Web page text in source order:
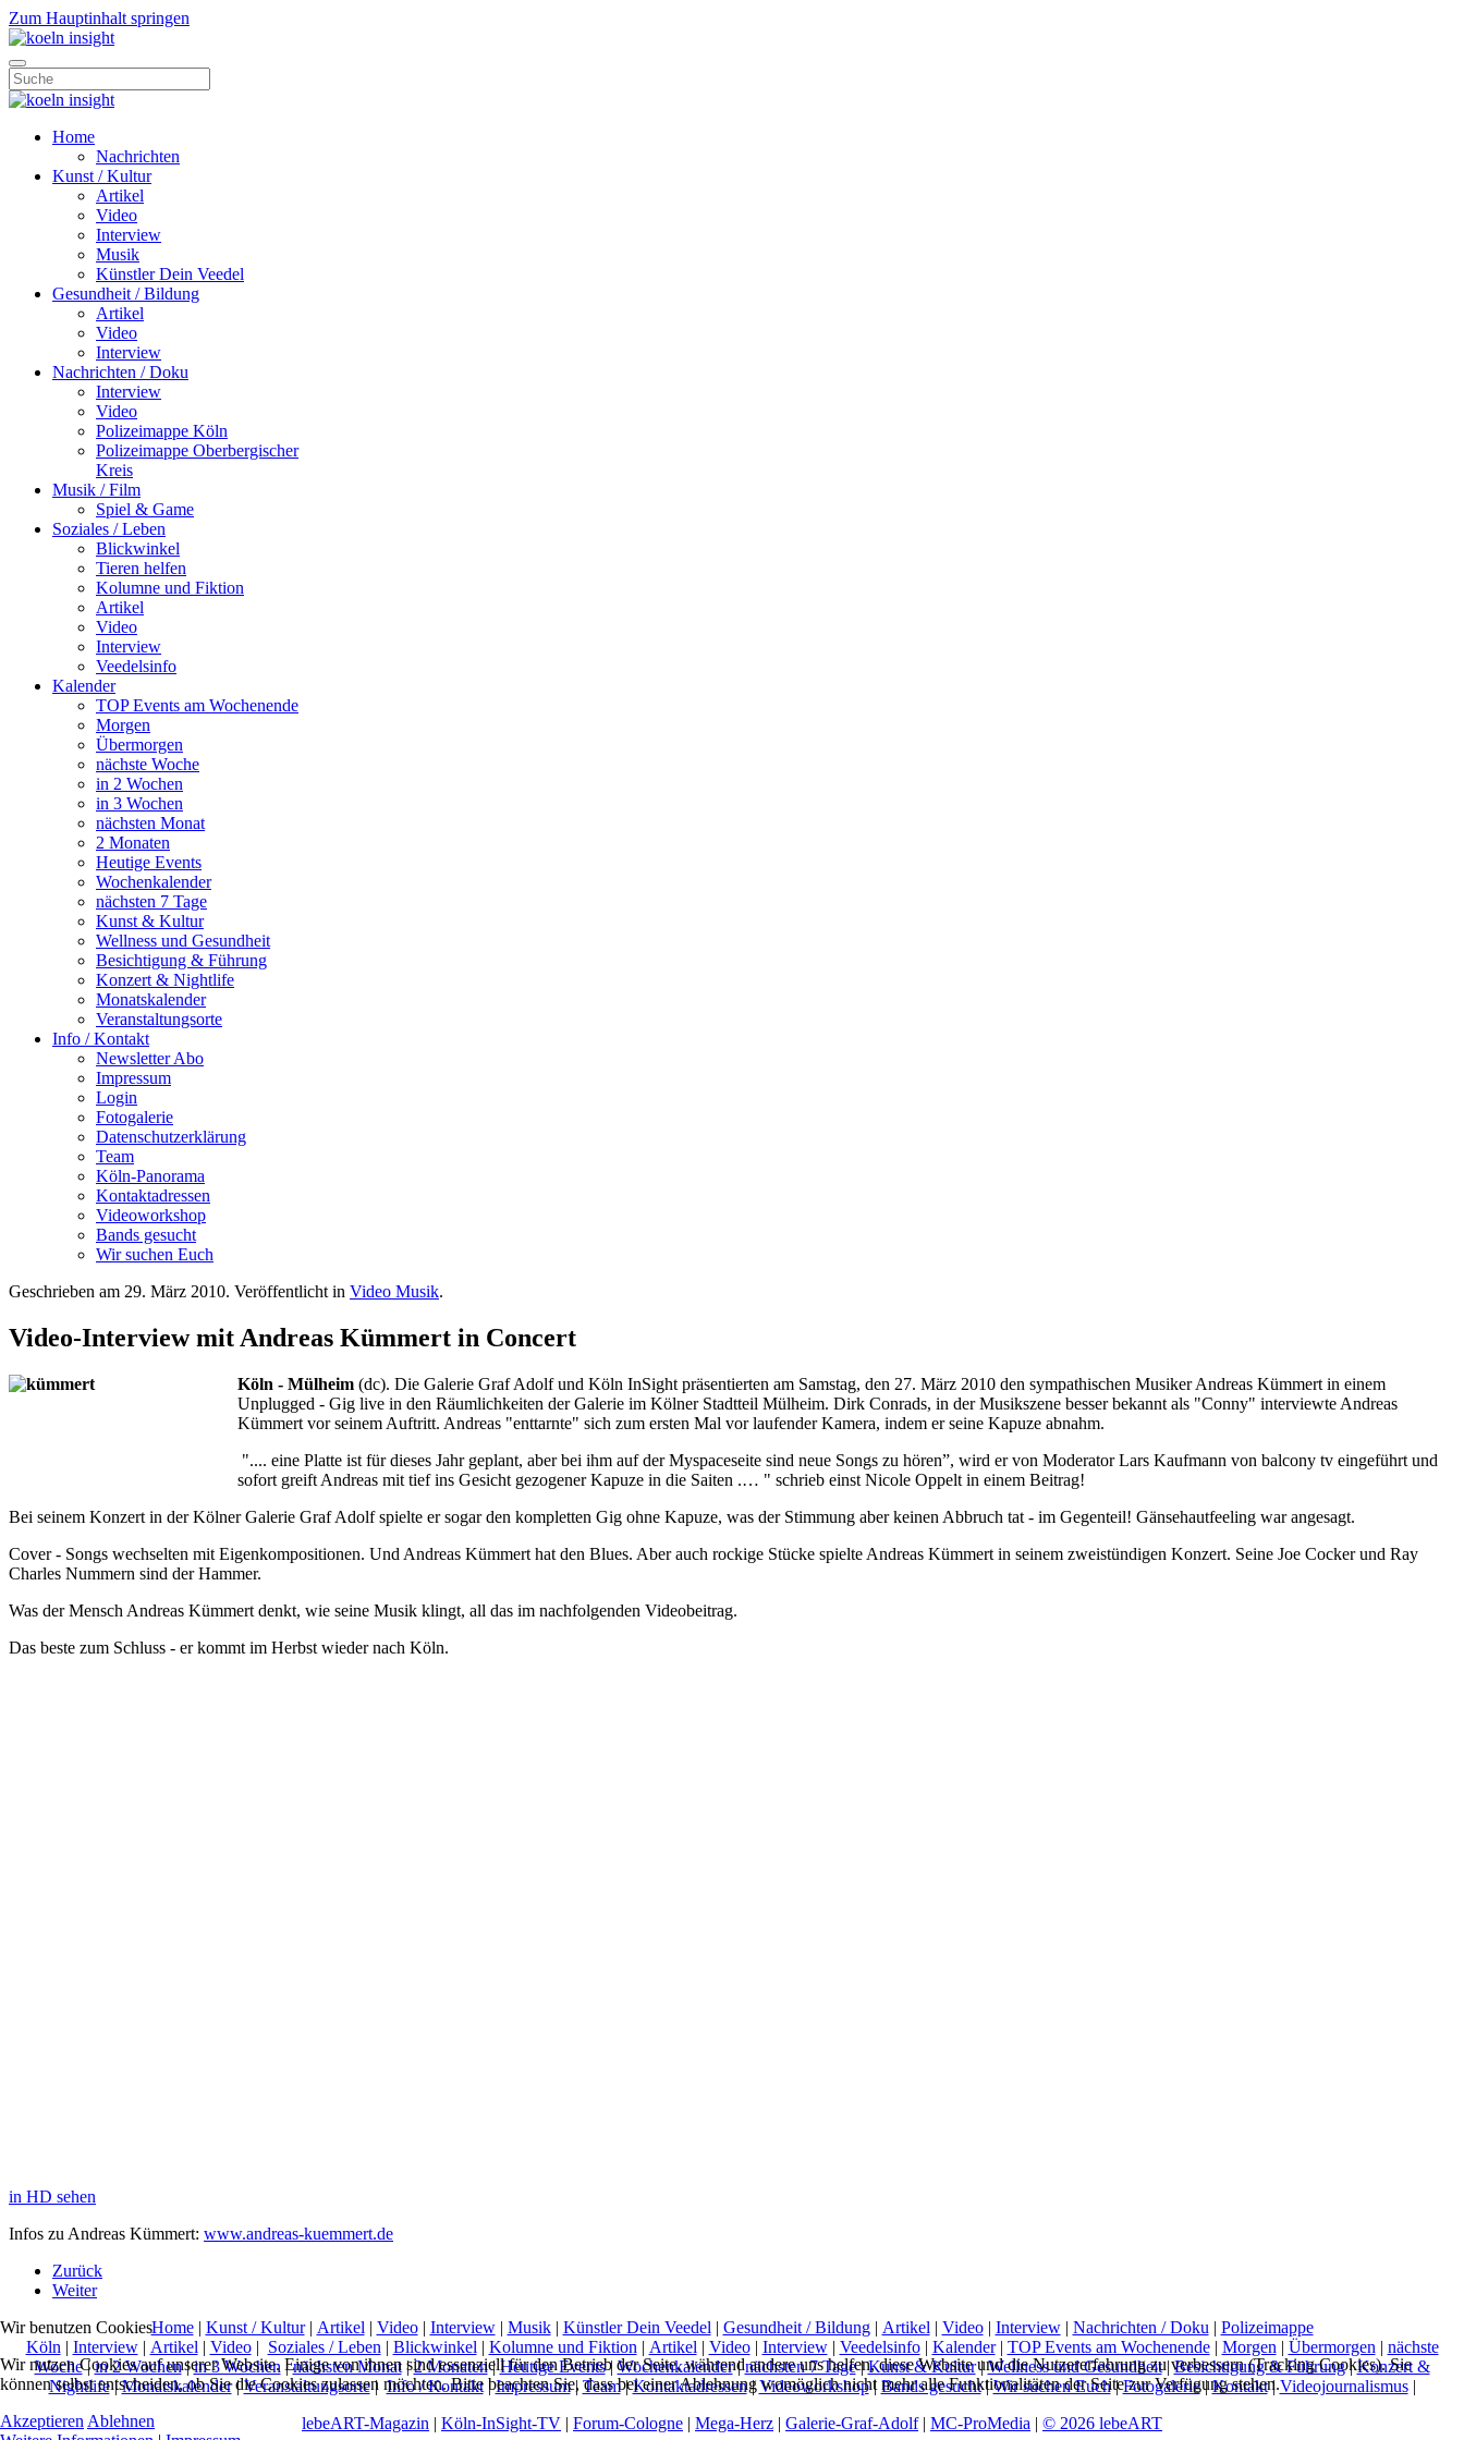
Zum Hauptinhalt springen
Home
Nachrichten
Kunst / Kultur
Artikel
Video
Interview
Musik
Künstler Dein Veedel
Gesundheit / Bildung
Artikel
Video
Interview
Nachrichten / Doku
Interview
Video
Polizeimappe Köln
Polizeimappe Oberbergischer
Kreis
Musik / Film
Spiel & Game
Soziales / Leben
Blickwinkel
Tieren helfen
Kolumne und Fiktion
Artikel
Video
Interview
Veedelsinfo
Kalender
TOP Events am Wochenende
Morgen
Übermorgen
nächste Woche
in 2 Wochen
in 3 Wochen
nächsten Monat
2 Monaten
Heutige Events
Wochenkalender
nächsten 7 Tage
Kunst & Kultur
Wellness und Gesundheit
Besichtigung & Führung
Konzert & Nightlife
Monatskalender
Veranstaltungsorte
Info / Kontakt
Newsletter Abo
Impressum
Login
Fotogalerie
Datenschutzerklärung
Team
Köln-Panorama
Kontaktadressen
Videoworkshop
Bands gesucht
Wir suchen Euch
Geschrieben am 29. März 2010. Veröffentlicht in Video Musik.
Video-Interview mit Andreas Kümmert in Concert
Köln - Mülheim (dc). Die Galerie Graf Adolf und Köln InSight präsentierten am Samstag, den 27. März 2010 den sympathischen Musiker Andreas Kümmert in einem
Unplugged - Gig live in den Räumlichkeiten der Galerie im Kölner Stadtteil Mülheim. Dirk Conrads, in der Musikszene besser bekannt als "Conny" interviewte Andreas
Kümmert vor seinem Auftritt. Andreas "enttarnte" sich zum ersten Mal vor laufender Kamera, indem er seine Kapuze abnahm.
".... eine Platte ist für dieses Jahr geplant, aber bei ihm auf der Myspaceseite sind neue Songs zu hören”, wird er von Moderator Lars Kaufmann von balcony tv eingeführt und
sofort greift Andreas mit tief ins Gesicht gezogener Kapuze in die Saiten .… " schrieb einst Nicole Oppelt in einem Beitrag!
Bei seinem Konzert in der Kölner Galerie Graf Adolf spielte er sogar den kompletten Gig ohne Kapuze, was der Stimmung aber keinen Abbruch tat - im Gegenteil! Gänsehautfeeling war angesagt.
Cover - Songs wechselten mit Eigenkompositionen. Und Andreas Kümmert hat den Blues. Aber auch rockige Stücke spielte Andreas Kümmert in seinem zweistündigen Konzert. Seine Joe Cocker und Ray
Charles Nummern sind der Hammer.
Was der Mensch Andreas Kümmert denkt, wie seine Musik klingt, all das im nachfolgenden Videobeitrag.
Das beste zum Schluss - er kommt im Herbst wieder nach Köln.
in HD sehen
Infos zu Andreas Kümmert: www.andreas-kuemmert.de
Zurück
Weiter
Home| Kunst / Kultur| Artikel | Video| Interview| Musik| Künstler Dein Veedel | Gesundheit / Bildung| Artikel | Video| Interview| Nachrichten / Doku | Polizeimappe
Köln | Interview| Artikel | Video| Soziales / Leben | Blickwinkel | Kolumne und Fiktion | Artikel | Video| Interview| Veedelsinfo| Kalender| TOP Events am Wochenende| Morgen | Übermorgen | nächste
Woche|in 2 Wochen|in 3 Wochen |nächsten Monat|2 Monaten|Heutige Events|Wochenkalender|nächsten 7 Tage|Kunst & Kultur|Wellness und Gesundheit|Besichtigung & Führung|Konzert &
Nightlife|Monatskalender|Veranstaltungsorte|Info / Kontakt|Impressum| Team|Kontaktadressen|Videoworkshop|Bands gesucht|Wir suchen Euch|Fotogalerie|Kontakt|Videojournalismus|
lebeART-Magazin | Köln-InSight-TV | Forum-Cologne | Mega-Herz | Galerie-Graf-Adolf| MC-ProMedia | © 2026 lebeART
Wir benutzen Cookies
Wir nutzen Cookies auf unserer Website. Einige von ihnen sind essenziell für den Betrieb der Seite, während andere uns helfen, diese Website und die Nutzererfahrung zu verbessern (Tracking Cookies). Sie
können selbst entscheiden, ob Sie die Cookies zulassen möchten. Bitte beachten Sie, dass bei einer Ablehnung womöglich nicht mehr alle Funktionalitäten der Seite zur Verfügung stehen.
Akzeptieren Ablehnen